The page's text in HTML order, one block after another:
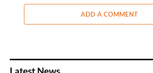
ADD A COMMENT
Latest News